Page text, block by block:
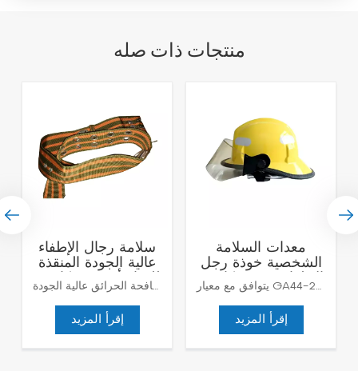
منتجات ذات صله
سلامة رجال الإطفاء
عالية الجودة المنقذة
للحياة أحزمة مكافحة
الحرائق والحماية من
الحرائق
تعد "أحزمة سلامة رجال الإطفاء عالية الجودة وإنقاذ الحياة ومكافحة الحرائق والحماية من الحرائق" من المعدات الأساسية المصممة خصيصًا لرجال الإطفاء، مما يوفر حماية ووظائف سلامة عالية المستوى. وتعد هذه الأحزمة أدوات مهمة لرجال الإطفاء أثناء عمليات مكافحة الحرائق والإنقاذ، مما يضمن سلامتهم ويقدم لهم الدعم اللازم. أحزمتنا مصنوعة من مواد فاخرة، وهي قوية ومتينة وموثوقة للغاية. تتميز بخصائص مقاومة للحريق، والماء، ومقاومة للتآكل، مما يجعلها مناسبة للاستخدام في مختلف البيئات القاسية، مما يضمن أداء رجال الإطفاء بأفضل ما لديهم أثناء المهام. تم تصميم هذه الأحزمة بعناية مع أبازيم وخطافات قابلة للتعديل، مما يضمن ملاءمة مريحة وسهولة الاستخدام. كما أنها تتميز بشرائط أو علامات عاكسة لتعزيز الرؤية في البيئات منخفضة الإضاءة، وبالتالي تعزيز سلامة رجال الإطفاء. سواء على متن السفن أو في المباني أو في أماكن أخرى، فإن "أحزمة سلامة رجال الإطفاء عالية الجودة وإنقاذ الحياة ومكافحة الحرائق والحماية من الحرائق" هي الخيار الأمثل لضمان سلامة رجال الإطفاء وأداء المهام. اختر منتجاتنا لتزويد فريقك بمعدات مكافحة الحرائق عالية الجودة.
إقرأ المزيد
معدات السلامة
الشخصية خوذة رجل
الاطفاء خوذة مكافحة
الحريق لأعمال
السلامة
يتوافق مع معيار GA44-2004، ويمكن أن يمنع اختراق المواد الحادة، ومضاد للتآكل، وانعكاس الضوء ومعزول. يوجد في الجزء الأمامي من الخوذة أخدود لوضع ضوء الرأس، ويمكن استخدامه مع جميع أنواع الأضواء.
إقرأ المزيد